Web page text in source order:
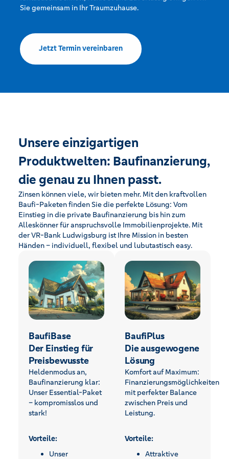
Sie gemeinsam in Ihr Traumzuhause.
Jetzt Termin vereinbaren
Unsere einzigartigen
Produktwelten: Baufinanzierung,
die genau zu Ihnen passt.
Zinsen können viele, wir bieten mehr. Mit den kraftvollen
Baufi-Paketen finden Sie die perfekte Lösung: Vom
Einstieg in die private Baufinanzierung bis hin zum
Alleskönner für anspruchsvolle Immobilienprojekte. Mit
der VR-Bank Ludwigsburg ist Ihre Mission in besten
Händen – individuell, flexibel und lubutastisch easy.
BaufiBase
Der Einstieg für
Preisbewusste
Heldenmodus an,
Baufinanzierung klar:
Unser Essential-Paket
– kompromisslos und
stark!
Vorteile:
Unser
BaufiPlus
Die ausgewogene
Lösung
Komfort auf Maximum:
Finanzierungsmöglichkeiten
mit perfekter Balance
zwischen Preis und
Leistung.
Vorteile:
Attraktive